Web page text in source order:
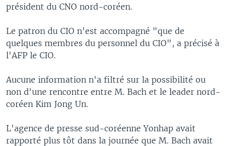
président du CNO nord-coréen.
Le patron du CIO n'est accompagné "que de
quelques membres du personnel du CIO", a précisé à
l'AFP le CIO.
Aucune information n'a filtré sur la possibilité ou
non d'une rencontre entre M. Bach et le leader nord-
coréen Kim Jong Un.
L'agence de presse sud-coréenne Yonhap avait
rapporté plus tôt dans la journée que M. Bach avait